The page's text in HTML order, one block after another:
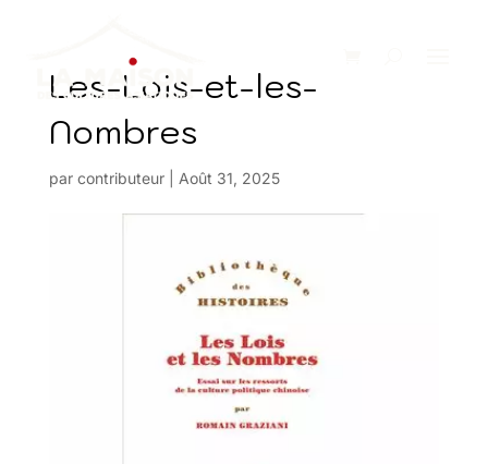
Les-Lois-et-les-
Nombres
par contributeur| Août 31, 2025